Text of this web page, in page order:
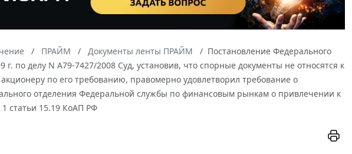
ПРАЙМ Документы ленты ПРАЙМ
Постановление Федерального
г. по делу N А79-7427/2008 Суд, установив, что спорные документы не относятся к
по его требованию, правомерно удовлетворил требование о
отделения Федеральной службы по финансовым рынкам о привлечении к
статьи 15.19 КоАП РФ